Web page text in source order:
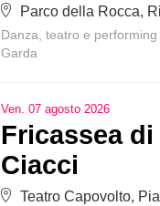
Parco della Rocca,
Danza, teatro e
Garda
Ven.07 agosto 2026
Fricassea
Ciacci
Teatro Capovolto,